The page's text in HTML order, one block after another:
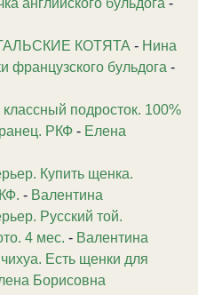
английского бульдога -
КОТЯТА - Нина
французского бульдога -
подросток. 100%
РКФ - Елена
Купить щенка.
- Валентина
Русский той.
4 мес. - Валентина
Есть щенки для
Борисовна